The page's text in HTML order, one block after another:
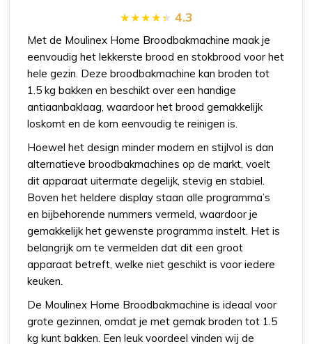
4.3
Met de Moulinex Home Broodbakmachine maak je
eenvoudig het lekkerste brood en stokbrood voor het
hele gezin. Deze broodbakmachine kan broden tot
1.5 kg bakken en beschikt over een handige
antiaanbaklaag, waardoor het brood gemakkelijk
loskomt en de kom eenvoudig te reinigen is.
Hoewel het design minder modern en stijlvol is dan
alternatieve broodbakmachines op de markt, voelt
dit apparaat uitermate degelijk, stevig en stabiel.
Boven het heldere display staan alle programma’s
en bijbehorende nummers vermeld, waardoor je
gemakkelijk het gewenste programma instelt. Het is
belangrijk om te vermelden dat dit een groot
apparaat betreft, welke niet geschikt is voor iedere
keuken.
De Moulinex Home Broodbakmachine is ideaal voor
grote gezinnen, omdat je met gemak broden tot 1.5
kg kunt bakken. Een leuk voordeel vinden wij de